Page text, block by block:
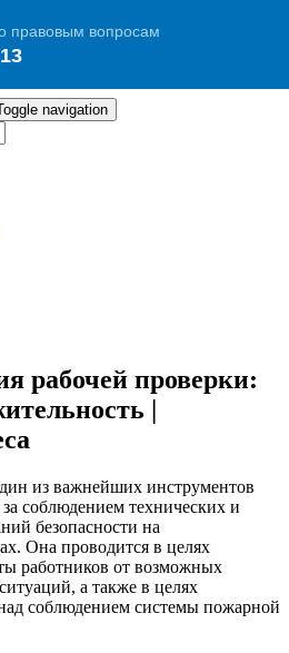
navigation
рабочей проверки:
|
из важнейших инструментов
за соблюдением технических и
безопасности на
Она проводится в целях
работников от возможных
а также в целях
соблюдением системы пожарной